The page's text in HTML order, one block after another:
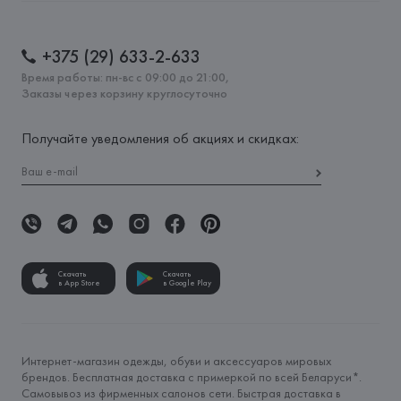
+375 (29) 633-2-633
Время работы: пн-вс с 09:00 до 21:00,
Заказы через корзину круглосуточно
Получайте уведомления об акциях и скидках:
Скачать
в App Store
Скачать
в Google Play
Интернет-магазин одежды, обуви и аксессуаров мировых
брендов. Бесплатная доставка с примеркой по всей Беларуси*.
Самовывоз из фирменных салонов сети. Быстрая доставка в